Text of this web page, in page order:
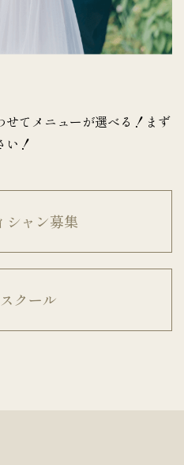
せてメニューが選べる！まず
い！
シャン募集
クール